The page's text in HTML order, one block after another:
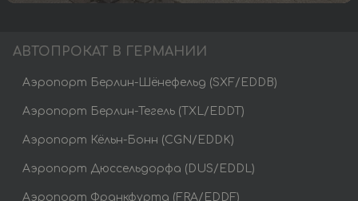
АВТОПРОКАТ В ГЕРМАНИИ
Аэропорт Берлин-Шёнефельд (SXF/EDDB)
Аэропорт Берлин-Тегель (TXL/EDDT)
Аэропорт Кёльн-Бонн (CGN/EDDK)
Аэропорт Дюссельдорфа (DUS/EDDL)
Аэропорт Франкфурта (FRA/EDDF)